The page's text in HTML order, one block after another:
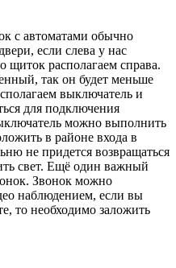
с автоматами обычно
если слева у нас
располагаем справа.
так он будет меньше
выключатель и
для подключения
можно выполнить
в районе входа в
не придется возвращаться
свет. Ещё один важный
Звонок можно
наблюдением, если вы
то необходимо заложить